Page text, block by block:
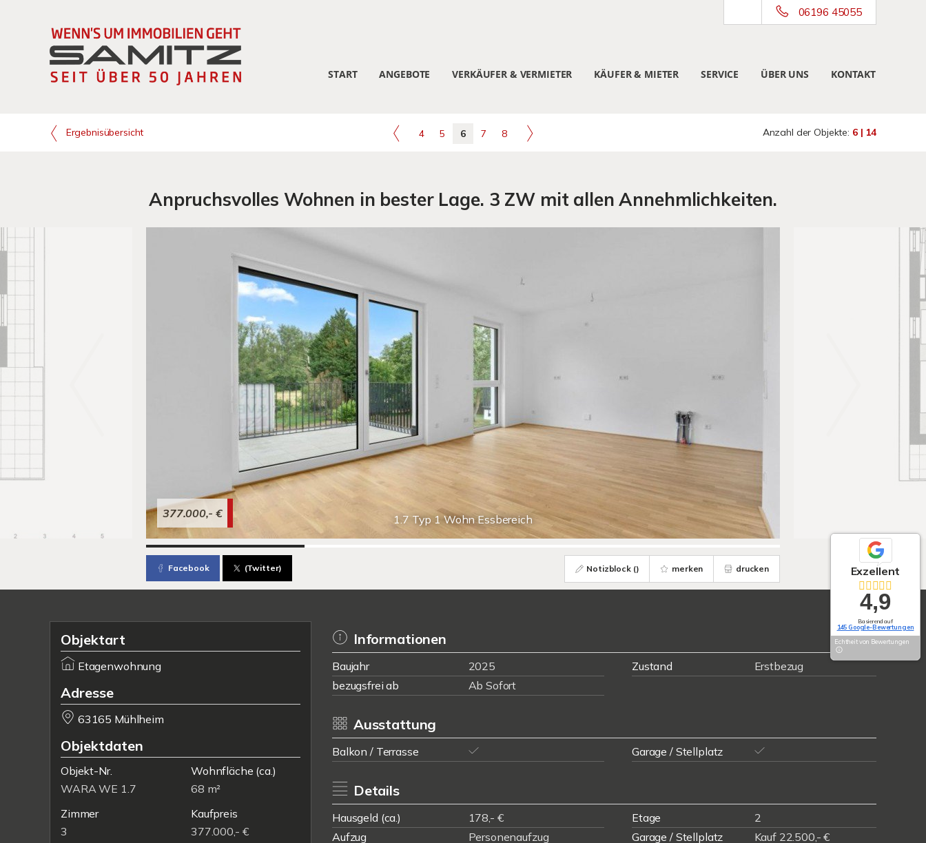
06196 45055
START ANGEBOTE VERKÄUFER & VERMIETER KÄUFER & MIETER SERVICE ÜBER UNS KONTAKT
Ergebnisübersicht 4 5 6 7 8 Anzahl der Objekte: 6 | 14
Anpruchsvolles Wohnen in bester Lage. 3 ZW mit allen Annehmlichkeiten.
1.7 Typ 1 Wohn Essbereich
377.000,- €
Facebook (Twitter) Notizblock () merken drucken
Objektart
Etagenwohnung
Adresse
63165 Mühlheim
Objektdaten
Objekt-Nr.
WARA WE 1.7
Wohnfläche (ca.)
68 m²
Zimmer
3
Kaufpreis
377.000,- €
Informationen
Baujahr 2025 Zustand
Erstbezug
bezugsfrei ab
Ab Sofort
Ausstattung
Balkon / Terrasse Garage / Stellplatz
Details
Hausgeld (ca.) 178,- € Etage
2
Aufzug
Personenaufzug Garage / Stellplatz
Kauf 22.500,- €
Exzellent
4,9
Basierend auf
145 Google-Bewertungen
Echtheit von Bewertungen